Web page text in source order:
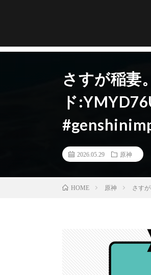
さすが稲妻
ド
2026.05.29 原神
HOME 原神 さす